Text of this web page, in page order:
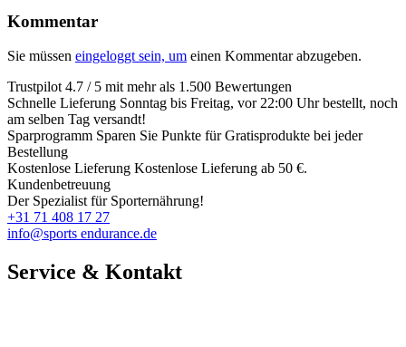
Kommentar
Sie müssen eingeloggt sein, um einen Kommentar abzugeben.
Trustpilot 4.7 / 5 mit mehr als 1.500 Bewertungen
Schnelle Lieferung Sonntag bis Freitag, vor 22:00 Uhr bestellt, noch
am selben Tag versandt!
Sparprogramm Sparen Sie Punkte für Gratisprodukte bei jeder
Bestellung
Kostenlose Lieferung Kostenlose Lieferung ab 50 €.
Kundenbetreuung
Der Spezialist für Sporternährung!
+31 71 408 17 27
info@sports endurance.de
Service & Kontakt